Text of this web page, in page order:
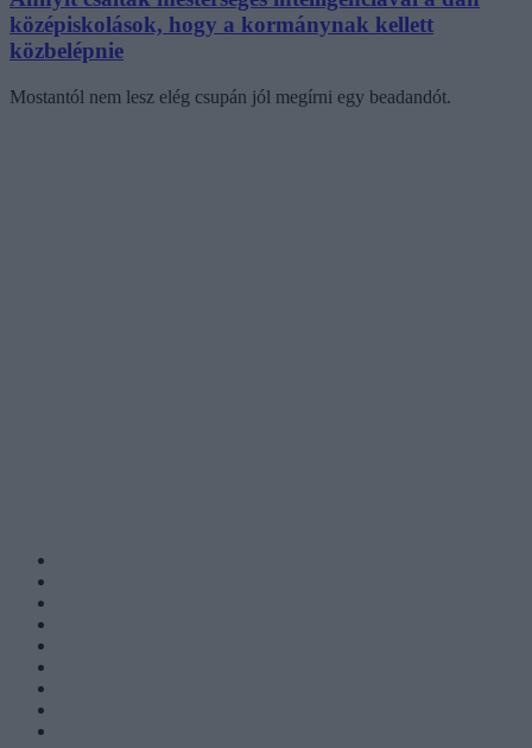
középiskolások, hogy a kormánynak kellett
közbelépnie
Mostantól nem lesz elég csupán jól megírni egy beadandót.